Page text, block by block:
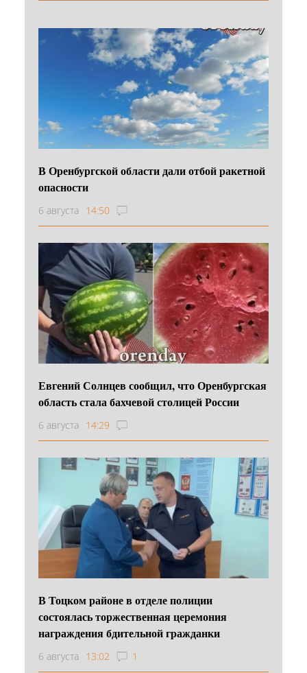
В Оренбургской области дали отбой ракетной
опасности
6 августа 14:50
Евгений Солнцев сообщил, что Оренбургская
область стала бахчевой столицей России
6 августа 14:29
В Тоцком районе в отделе полиции
состоялась торжественная церемония
награждения бдительной гражданки
6 августа 13:02 1